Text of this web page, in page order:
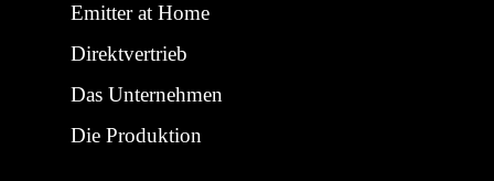
Emitter at Home
Direktvertrieb
Das Unternehmen
Die Produktion